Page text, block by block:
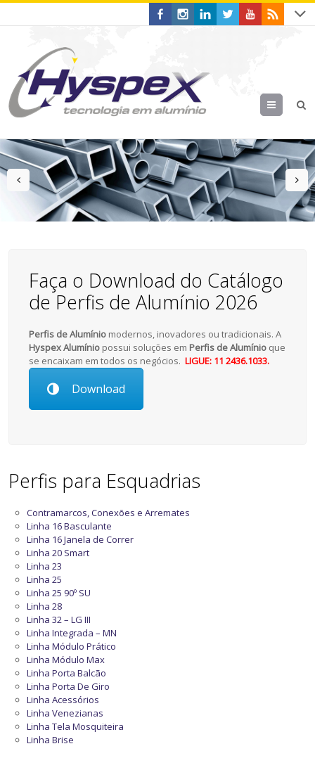
Menu
prev
Faça o Download do Catálogo
de Perfis de Alumínio 2026
Perfis de Alumínio modernos, inovadores ou tradicionais. A
Hyspex Alumínio possui soluções em Perfis de Alumínio que
se encaixam em todos os negócios.LIGUE: 11 2436.1033.
Download
Perfis para Esquadrias
Contramarcos, Conexões e Arremates
Linha 16 Basculante
Linha 16 Janela de Correr
Linha 20 Smart
Linha 23
Linha 25
Linha 25 90º SU
Linha 28
Linha 32 – LG III
Linha Integrada – MN
Linha Módulo Prático
Linha Módulo Max
Linha Porta Balcão
Linha Porta De Giro
Linha Acessórios
Linha Venezianas
Linha Tela Mosquiteira
Linha Brise